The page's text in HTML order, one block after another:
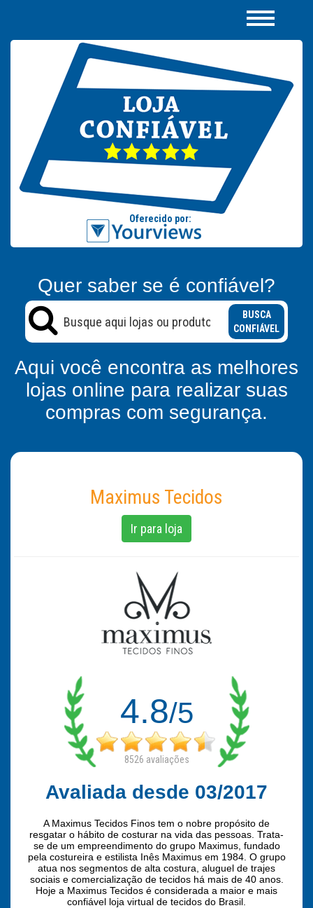
Quer saber se é confiável?
BUSCA
CONFIÁVEL
Aqui você encontra as melhores
lojas online para realizar suas
compras com segurança.
Maximus Tecidos
Ir para loja
4.8/5
8526 avaliações
Avaliada desde 03/2017
A Maximus Tecidos Finos tem o nobre propósito de
resgatar o hábito de costurar na vida das pessoas. Trata-
se de um empreendimento do grupo Maximus, fundado
pela costureira e estilista Inês Maximus em 1984. O grupo
atua nos segmentos de alta costura, aluguel de trajes
sociais e comercialização de tecidos há mais de 40 anos.
Hoje a Maximus Tecidos é considerada a maior e mais
confiável loja virtual de tecidos do Brasil.